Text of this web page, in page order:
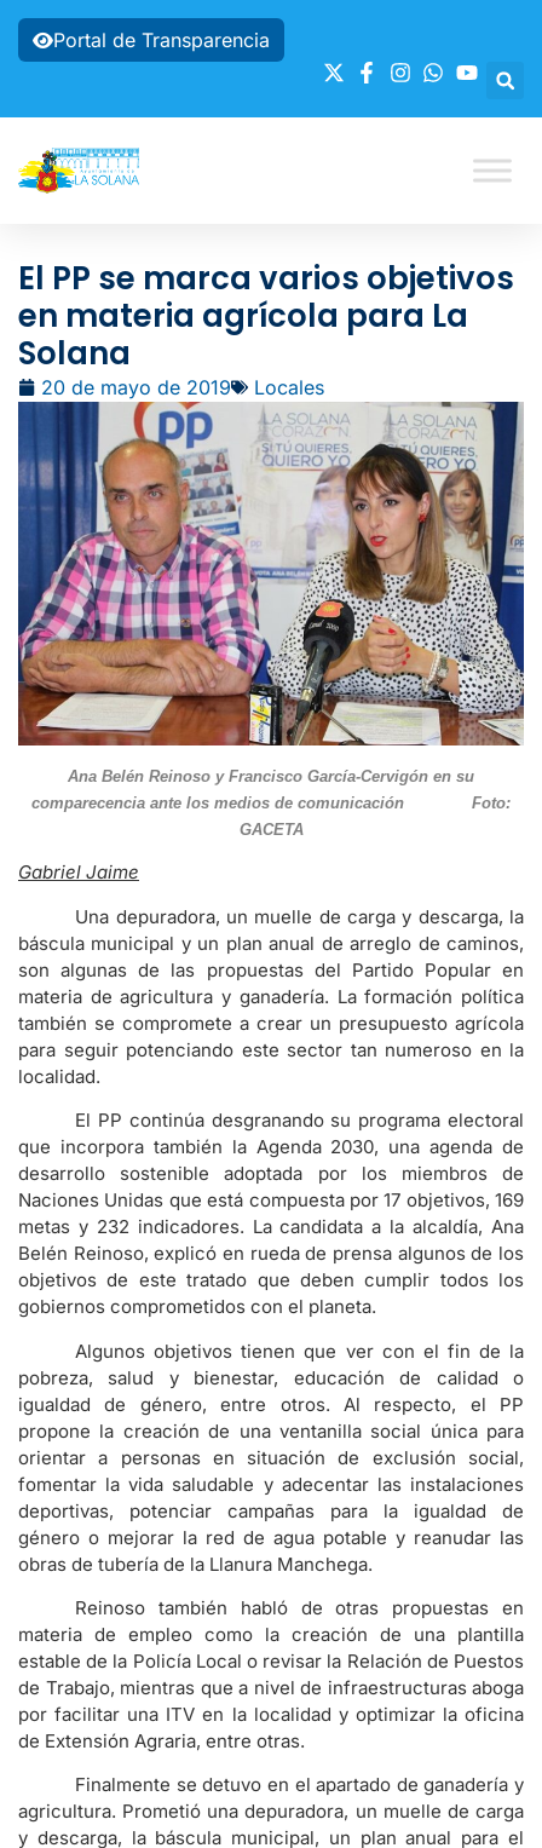
Portal de Transparencia
El PP se marca varios objetivos
en materia agrícola para La
Solana
20 de mayo de 2019 Locales
Ana Belén Reinoso y Francisco García-Cervigón en su
comparecencia ante los medios de comunicación Foto:
GACETA
Gabriel Jaime
Una depuradora, un muelle de carga y descarga, la
báscula municipal y un plan anual de arreglo de caminos,
son algunas de las propuestas del Partido Popular en
materia de agricultura y ganadería. La formación política
también se compromete a crear un presupuesto agrícola
para seguir potenciando este sector tan numeroso en la
localidad.
El PP continúa desgranando su programa electoral
que incorpora también la Agenda 2030, una agenda de
desarrollo sostenible adoptada por los miembros de
Naciones Unidas que está compuesta por 17 objetivos, 169
metas y 232 indicadores. La candidata a la alcaldía, Ana
Belén Reinoso, explicó en rueda de prensa algunos de los
objetivos de este tratado que deben cumplir todos los
gobiernos comprometidos con el planeta.
Algunos objetivos tienen que ver con el fin de la
pobreza, salud y bienestar, educación de calidad o
igualdad de género, entre otros. Al respecto, el PP
propone la creación de una ventanilla social única para
orientar a personas en situación de exclusión social,
fomentar la vida saludable y adecentar las instalaciones
deportivas, potenciar campañas para la igualdad de
género o mejorar la red de agua potable y reanudar las
obras de tubería de la Llanura Manchega.
Reinoso también habló de otras propuestas en
materia de empleo como la creación de una plantilla
estable de la Policía Local o revisar la Relación de Puestos
de Trabajo, mientras que a nivel de infraestructuras aboga
por facilitar una ITV en la localidad y optimizar la oficina
de Extensión Agraria, entre otras.
Finalmente se detuvo en el apartado de ganadería y
agricultura. Prometió una depuradora, un muelle de carga
y descarga, la báscula municipal, un plan anual para el